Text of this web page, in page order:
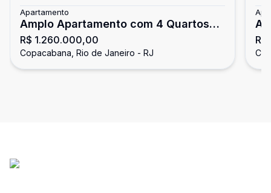
Apartamento
Amplo Apartamento com 4 Quartos
em Prédio Residencial de
Copacabana
R$ 1.260.000,00
Copacabana, Rio de Janeiro - RJ